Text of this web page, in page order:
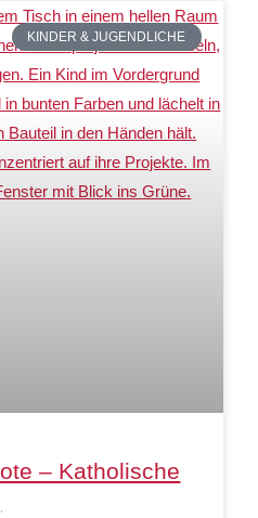
KINDER & JUGENDLICHE
– Katholische